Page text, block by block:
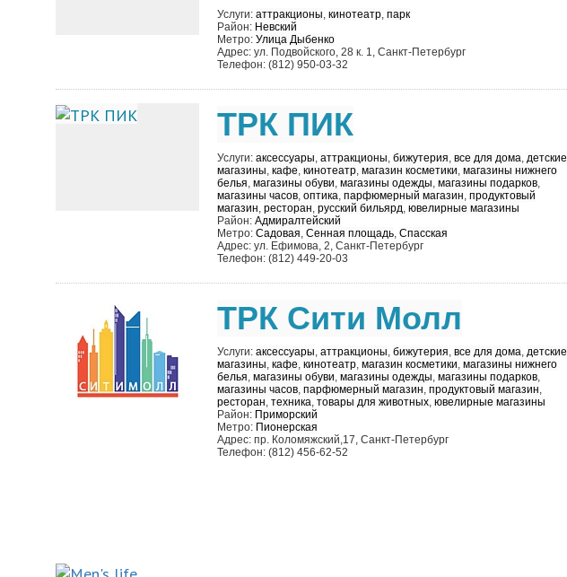
Услуги: аттракционы, кинотеатр, парк
Район: Невский
Метро: Улица Дыбенко
Адрес: ул. Подвойского, 28 к. 1, Санкт-Петербург
Телефон: (812) 950-03-32
ТРК ПИК
Услуги: аксессуары, аттракционы, бижутерия, все для дома, детские
магазины, кафе, кинотеатр, магазин косметики, магазины нижнего
белья, магазины обуви, магазины одежды, магазины подарков,
магазины часов, оптика, парфюмерный магазин, продуктовый
магазин, ресторан, русский бильярд, ювелирные магазины
Район: Адмиралтейский
Метро: Садовая, Сенная площадь, Спасская
Адрес: ул. Ефимова, 2, Санкт-Петербург
Телефон: (812) 449-20-03
ТРК Сити Молл
Услуги: аксессуары, аттракционы, бижутерия, все для дома, детские
магазины, кафе, кинотеатр, магазин косметики, магазины нижнего
белья, магазины обуви, магазины одежды, магазины подарков,
магазины часов, парфюмерный магазин, продуктовый магазин,
ресторан, техника, товары для животных, ювелирные магазины
Район: Приморский
Метро: Пионерская
Адрес: пр. Коломяжский,17, Санкт-Петербург
Телефон: (812) 456-62-52